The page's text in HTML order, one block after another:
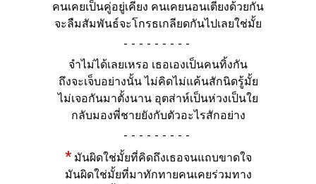
คนเคยเป็นคู่อยู่เคียง คนเคยนอนเตียงด้วยกัน
จะลืมสัมพันธ์จะโกรธเกลียดกันไปเลยใช่มั้ย
-
จำไม่ได้เลยเหรอ เธอเองเป็นคนทิ้งกัน
ถึงจะเจ็บอย่างนั้น ไม่คิดไม่แค้นสักนิดรู้มั้ย
ไม่เจอกันมาตั้งนาน อุตส่าห์เป็นห่วงเป็นใย
กลับมองพี่ชายยังกับตัวอะไรสักอย่าง
-
*มันผิดใช่มั้ยที่คิดถึงเธอจนแถบขาดใจ
มันผิดใช่มั้ยที่มาทักทายคนเคยร่วมทาง